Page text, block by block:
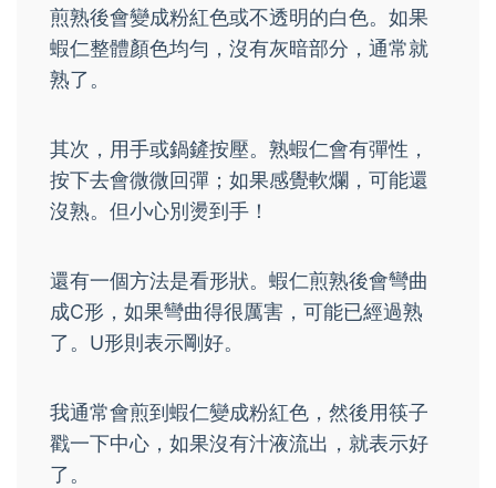
煎熟後會變成粉紅色或不透明的白色。如果
蝦仁整體顏色均勻，沒有灰暗部分，通常就
熟了。
其次，用手或鍋鏟按壓。熟蝦仁會有彈性，
按下去會微微回彈；如果感覺軟爛，可能還
沒熟。但小心別燙到手！
還有一個方法是看形狀。蝦仁煎熟後會彎曲
成C形，如果彎曲得很厲害，可能已經過熟
了。U形則表示剛好。
我通常會煎到蝦仁變成粉紅色，然後用筷子
戳一下中心，如果沒有汁液流出，就表示好
了。